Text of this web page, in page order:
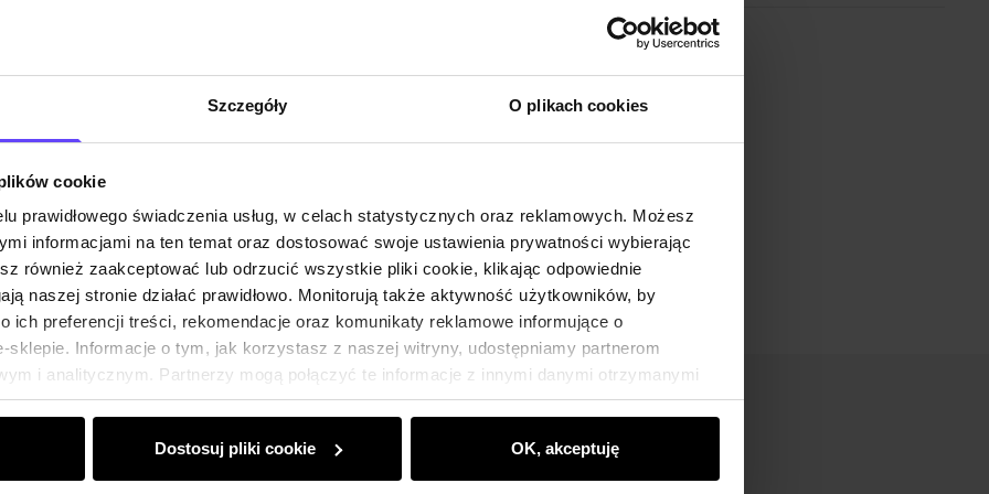
Szczegóły O plikach cookies
cookie
prawidłowego świadczenia usług, w celach statystycznych oraz reklamowych. Możesz
informacjami na ten temat oraz dostosować swoje ustawienia prywatności wybierając
również zaakceptować lub odrzucić wszystkie pliki cookie, klikając odpowiednie
naszej stronie działać prawidłowo. Monitorują także aktywność użytkowników, by
ich preferencji treści, rekomendacje oraz komunikaty reklamowe informujące o
sklepie. Informacje o tym, jak korzystasz z naszej witryny, udostępniamy partnerom
i analitycznym. Partnerzy mogą połączyć te informacje z innymi danymi otrzymanymi
korzystania z ich usług.
Dostosuj pliki cookie OK, akceptuję
Klub Klienta Ochnik